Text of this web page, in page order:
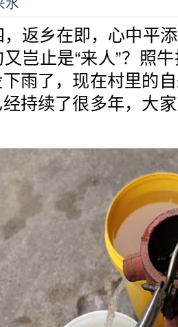
水
乡在即，心中平添
岂止是“来人”？照
下雨了，现在村里的
持续了很多年，大